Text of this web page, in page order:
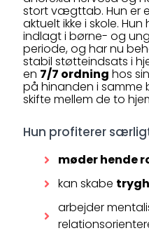
stort vægttab. Hun er
aktuelt ikke i skole.
indlagt i børne- og
periode, og har nu
stabil støtteindsats i
en 7/7 ordning hos
på hinanden i samme
skifte mellem de to
Hun profiterer
møder hende
kan skabe
arbejder